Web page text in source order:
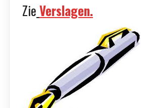
ZieVerslagen.